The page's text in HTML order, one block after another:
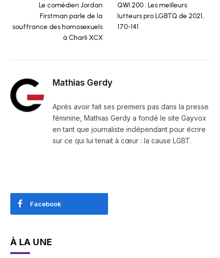
Le comédien Jordan
Firstman parle de la
souffrance des homosexuels
à Charli XCX
QWI 200 : Les meilleurs
lutteurs pro LGBTQ de 2021,
170-141
Mathias Gerdy
Après avoir fait ses premiers pas dans la presse
féminine, Mathias Gerdy a fondé le site Gayvox
en tant que journaliste indépendant pour écrire
sur ce qui lui tenait à cœur : la cause LGBT.
Facebook
À LA UNE